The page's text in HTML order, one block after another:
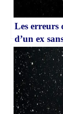
Les erreurs
d’un ex
silence